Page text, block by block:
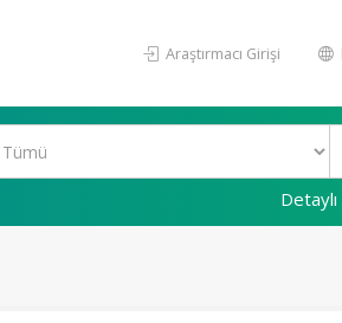
Araştırmacı Girişi